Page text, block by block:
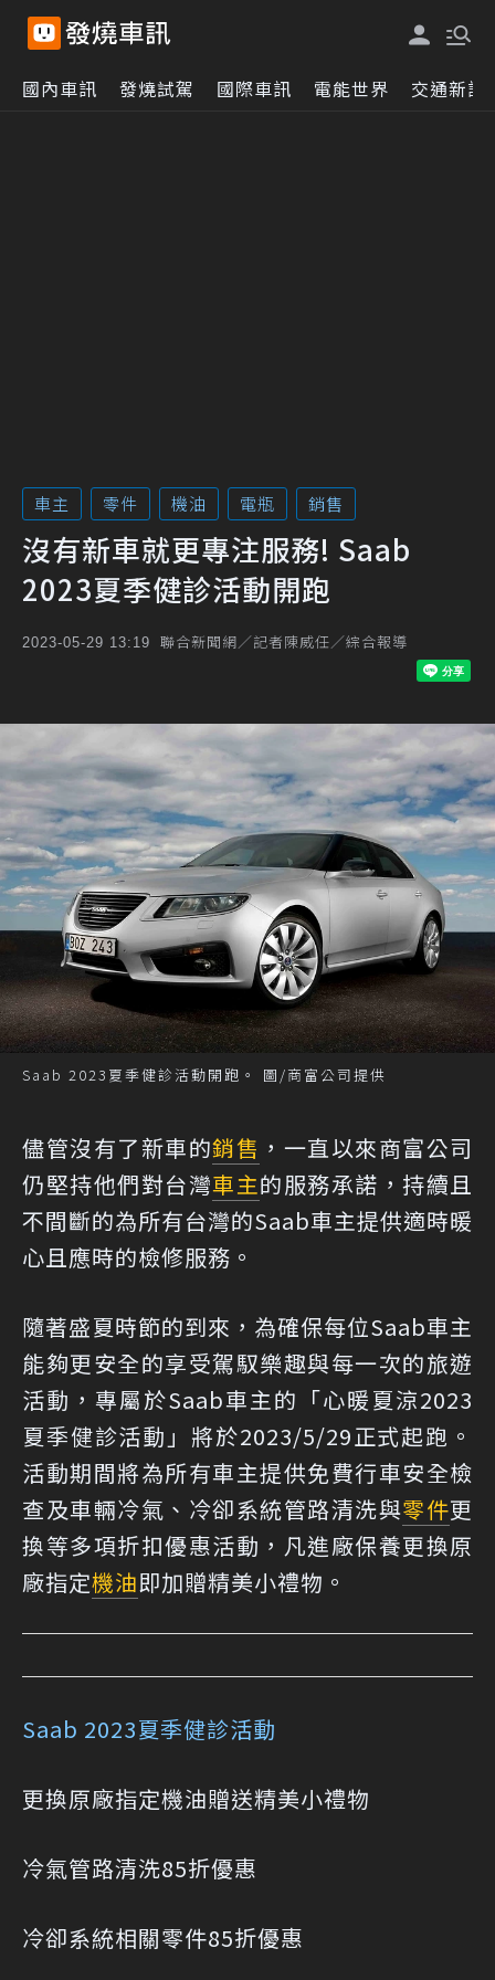
國內車訊 發燒試駕 國際車訊 電能世界 交通新訊
車主 零件 機油 電瓶 銷售
沒有新車就更專注服務! Saab
2023夏季健診活動開跑
2023-05-29 13:19 聯合新聞網／記者陳威任／綜合報導
Saab 2023夏季健診活動開跑。 圖/商富公司提供
儘管沒有了新車的銷售 ，一直以來商富公司
仍堅持他們對台灣車主的服務承諾，持續且
不間斷的為所有台灣的Saab車主提供適時暖
心且應時的檢修服務。
隨著盛夏時節的到來，為確保每位Saab車主
能夠更安全的享受駕馭樂趣與每一次的旅遊
活動，專屬於Saab車主的「心暖夏涼2023
夏季健診活動」將於2023/5/29正式起跑。
活動期間將為所有車主提供免費行車安全檢
查及車輛冷氣、冷卻系統管路清洗與零件更
換等多項折扣優惠活動，凡進廠保養更換原
廠指定機油即加贈精美小禮物。
Saab 2023夏季健診活動
更換原廠指定機油贈送精美小禮物
冷氣管路清洗85折優惠
冷卻系統相關零件85折優惠